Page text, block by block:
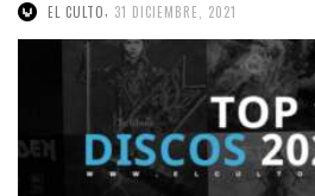
EL CULTO 31 DICIEMBRE, 2021